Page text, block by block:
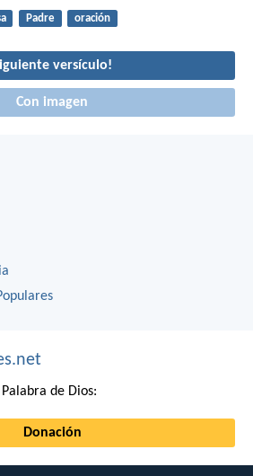
Padre oración
versículo!
Con imagen
de Dios:
Donación